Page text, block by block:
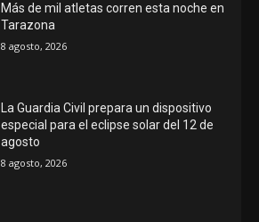
Más de mil atletas corren esta noche en
Tarazona
8 agosto, 2026
La Guardia Civil prepara un dispositivo
especial para el eclipse solar del 12 de
agosto
8 agosto, 2026